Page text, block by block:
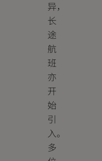
异，
长
途
航
班
亦
开
始
引
入。
多